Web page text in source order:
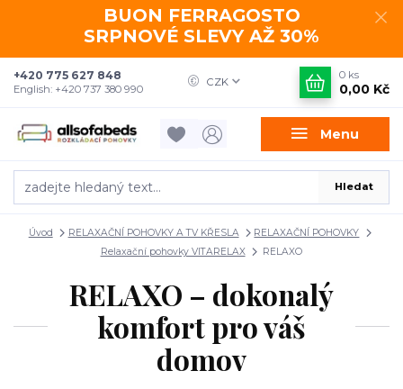
BUON FERRAGOSTO
SRPNOVÉ SLEVY AŽ 30%
Menu
CZK
Hledat
+420 775 627 848
English: +420 737 380 990
0 ks
0,00 Kč
Úvod RELAXAČNÍ POHOVKY A TV KŘESLA
RELAXAČNÍ POHOVKY
Relaxační pohovky VITARELAX
RELAXO
RELAXO – dokonalý
komfort pro váš
domov